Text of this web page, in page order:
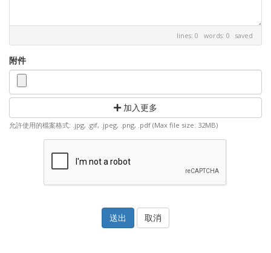
lines: 0 words: 0 saved
附件
加入更多
允許使用的檔案格式: .jpg, .gif, .jpeg, .png, .pdf (Max file size: 32MB)
取消